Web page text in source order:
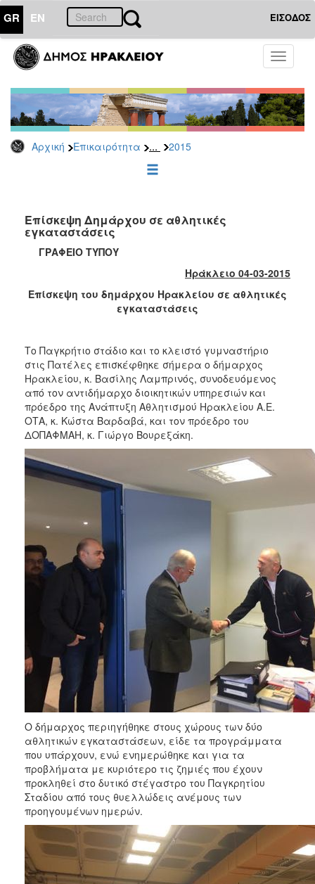
GR EN ΕΙΣΟΔΟΣ
Toggle
Αρχική Επικαιρότητα ... 2015
ΕΠΙΚΑΙΡΟΤΗΤΑ
Τύπου
Αρχείο
2026
2025
2022
2021
2020
2018
2016
2015
2013
2012
2011
2010
2006
ΕΠΙΣΚΕΠΤΗΣ
Επίσκεψη Δημάρχου σε αθλητικές
εγκαταστάσεις
ΓΡΑΦΕΙΟ ΤΥΠΟΥ
Ηράκλειο 04-03-2015
Επίσκεψη του δημάρχου Ηρακλείου σε αθλητικές
εγκαταστάσεις
Το Παγκρήτιο στάδιο και το κλειστό γυμναστήριο
στις Πατέλες επισκέφθηκε σήμερα ο δήμαρχος
Ηρακλείου, κ. Βασίλης Λαμπρινός, συνοδευόμενος
από τον αντιδήμαρχο διοικητικών υπηρεσιών και
πρόεδρο της Ανάπτυξη Αθλητισμού Ηρακλείου Α.Ε.
ΟΤΑ, κ. Κώστα Βαρδαβά, και τον πρόεδρο του
ΔΟΠΑΦΜΑΗ, κ. Γιώργο Βουρεξάκη.
Ο δήμαρχος περιηγήθηκε στους χώρους των δύο
αθλητικών εγκαταστάσεων, είδε τα προγράμματα
που υπάρχουν, ενώ ενημερώθηκε και για τα
προβλήματα με κυριότερο τις ζημιές που έχουν
προκληθεί στο δυτικό στέγαστρο του Παγκρητίου
Σταδίου από τους θυελλώδεις ανέμους των
προηγουμένων ημερών.